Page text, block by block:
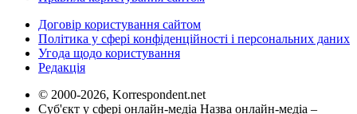
Договір користування сайтом
Політика у сфері конфіденційності і персональних даних
Угода щодо користування
Редакція
© 2000-2026, Korrespondent.net
Суб'єкт у сфері онлайн-медіа Назва онлайн-медіа –